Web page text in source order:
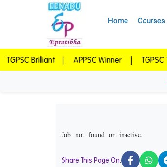
Job not found or inactive.
Share This Page On:
Home Courses
Brilliant | APPSC Winner | TGPSC Vijetha